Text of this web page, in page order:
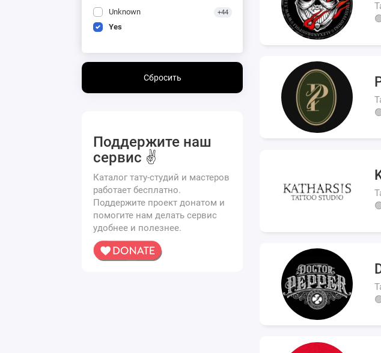
Unknown +44
Yes
Сбросить
Поддержите наш
сервис ✌️
Каталог тату-студий и мастеров
работает бесплатно.
Поддержите проект донатом и
помогите нам делать сервис
удобнее и полезнее.